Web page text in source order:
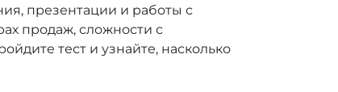
презентации и работы с
продаж, сложности с
тест и узнайте, насколько